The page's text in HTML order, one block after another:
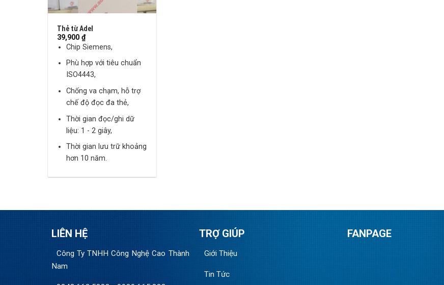
+
Thẻ từ Adel
39,900 ₫
Chip Siemens,
Phù hợp với tiêu chuẩn
ISO4443,
Chống va chạm, hỗ trợ
chế độ đọc đa thẻ,
Thời gian đọc/ghi dữ
liệu: 1 - 2 giây,
Thời gian lưu trữ khoảng
hơn 10 năm.
LIÊN HỆ
Công Ty TNHH Công Nghệ Cao Thành
Nam
TRỢ GIÚP
Giới Thiệu
Tin Tức
FANPAGE